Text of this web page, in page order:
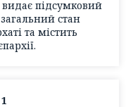
видає підсумковий
стан
та містить